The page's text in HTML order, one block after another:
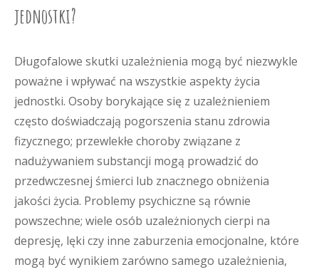
jednostki?
Długofalowe skutki uzależnienia mogą być niezwykle
poważne i wpływać na wszystkie aspekty życia
jednostki. Osoby borykające się z uzależnieniem
często doświadczają pogorszenia stanu zdrowia
fizycznego; przewlekłe choroby związane z
nadużywaniem substancji mogą prowadzić do
przedwczesnej śmierci lub znacznego obniżenia
jakości życia. Problemy psychiczne są równie
powszechne; wiele osób uzależnionych cierpi na
depresję, lęki czy inne zaburzenia emocjonalne, które
mogą być wynikiem zarówno samego uzależnienia,